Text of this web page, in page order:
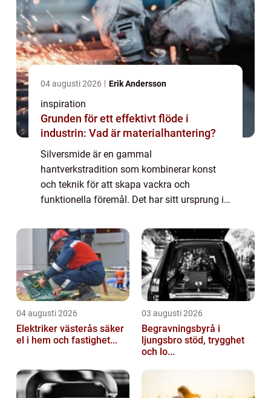
04 augusti 2026 Erik Andersson
inspiration
Grunden för ett effektivt flöde i
industrin: Vad är materialhantering?
Silversmide är en gammal
hantverkstradition som kombinerar konst
och teknik för att skapa vackra och
funktionella föremål. Det har sitt ursprung i
en sofistikerad konstform. Fö...
04 augusti 2026
Elektriker västerås säker
el i hem och fastighet...
03 augusti 2026
Begravningsbyrå i
ljungsbro stöd, trygghet
och lo...